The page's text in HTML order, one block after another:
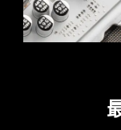
檢測並顯示合
擊幾下
* MSI Driver
低阻抗：
效電流傳
適用於高